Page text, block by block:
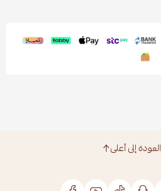
العودة إلى أعلى